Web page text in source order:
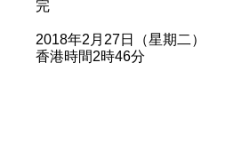
完
2018年2月27日（星期二）
香港時間2時46分